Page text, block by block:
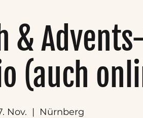
&
(auch
Nov.
  |
Nürnberg